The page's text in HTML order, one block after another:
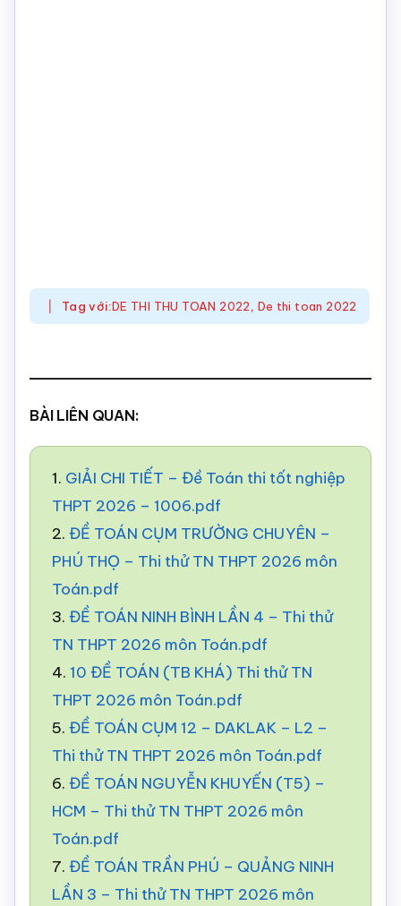
Tag với:DE THI THU TOAN 2022, De thi toan 2022
BÀI LIÊN QUAN:
1. GIẢI CHI TIẾT – Đề Toán thi tốt nghiệp
THPT 2026 – 1006.pdf
2. ĐỀ TOÁN CỤM TRƯỜNG CHUYÊN –
PHÚ THỌ – Thi thử TN THPT 2026 môn
Toán.pdf
3. ĐỀ TOÁN NINH BÌNH LẦN 4 – Thi thử
TN THPT 2026 môn Toán.pdf
4. 10 ĐỀ TOÁN (TB KHÁ) Thi thử TN
THPT 2026 môn Toán.pdf
5. ĐỀ TOÁN CỤM 12 – DAKLAK – L2 –
Thi thử TN THPT 2026 môn Toán.pdf
6. ĐỀ TOÁN NGUYỄN KHUYẾN (T5) –
HCM – Thi thử TN THPT 2026 môn
Toán.pdf
7. ĐỀ TOÁN TRẦN PHÚ – QUẢNG NINH
LẦN 3 – Thi thử TN THPT 2026 môn